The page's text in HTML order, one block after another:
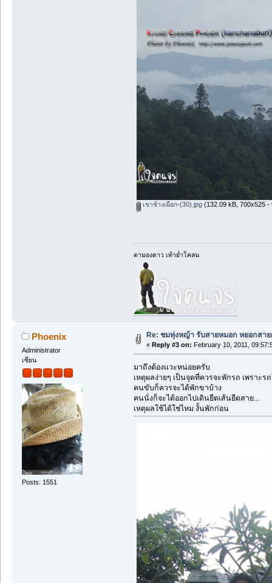
เขาช้างเผือก-(30).jpg(132.09 kB, 700x525 -
ตามองดาว เท้าย่ำโคลน
Phoenix
Administrator
เซียน
Posts: 1551
Re: ชมทุ่งหญ้า รับสายหมอก หยอกสาย
« Reply #3 on: February 10, 2011,
มาถึงต้องแวะหน่อยครับ
เหตุผลง่ายๆ เป็นจุดที่ควรจะพักรถ เพราะร
คนขับก็ควรจะได้พักขาบ้าง
คนนั่งก็จะได้ออกไปเดินยืดเส้นยืดสาย...
เหตุผลใช้ได้ใช่ไหม งั้นพักก่อน